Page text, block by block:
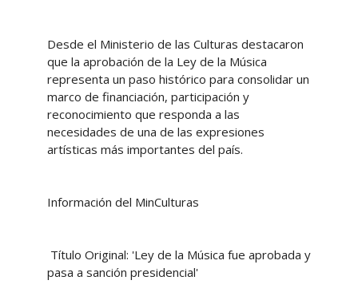
Desde el Ministerio de las Culturas destacaron
que la aprobación de la Ley de la Música
representa un paso histórico para consolidar un
marco de financiación, participación y
reconocimiento que responda a las
necesidades de una de las expresiones
artísticas más importantes del país.
Información del MinCulturas
Título Original: 'Ley de la Música fue aprobada y
pasa a sanción presidencial'